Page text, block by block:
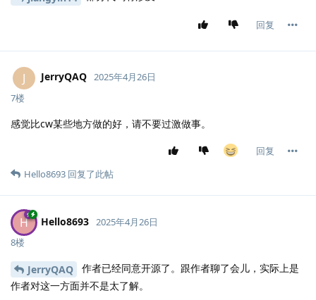
回复
J JerryQAQ 2025年4月26日
7楼
感觉比cw某些地方做的好，请不要过激做事。
回复
Hello8693 回复了此帖
H Hello8693 2025年4月26日
8楼
JerryQAQ
作者已经同意开源了。跟作者聊了会儿，实际上是
作者对这一方面并不是太了解。